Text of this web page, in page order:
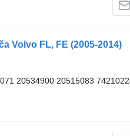
Volvo FL, FE (2005-2014)
20534900 20515083